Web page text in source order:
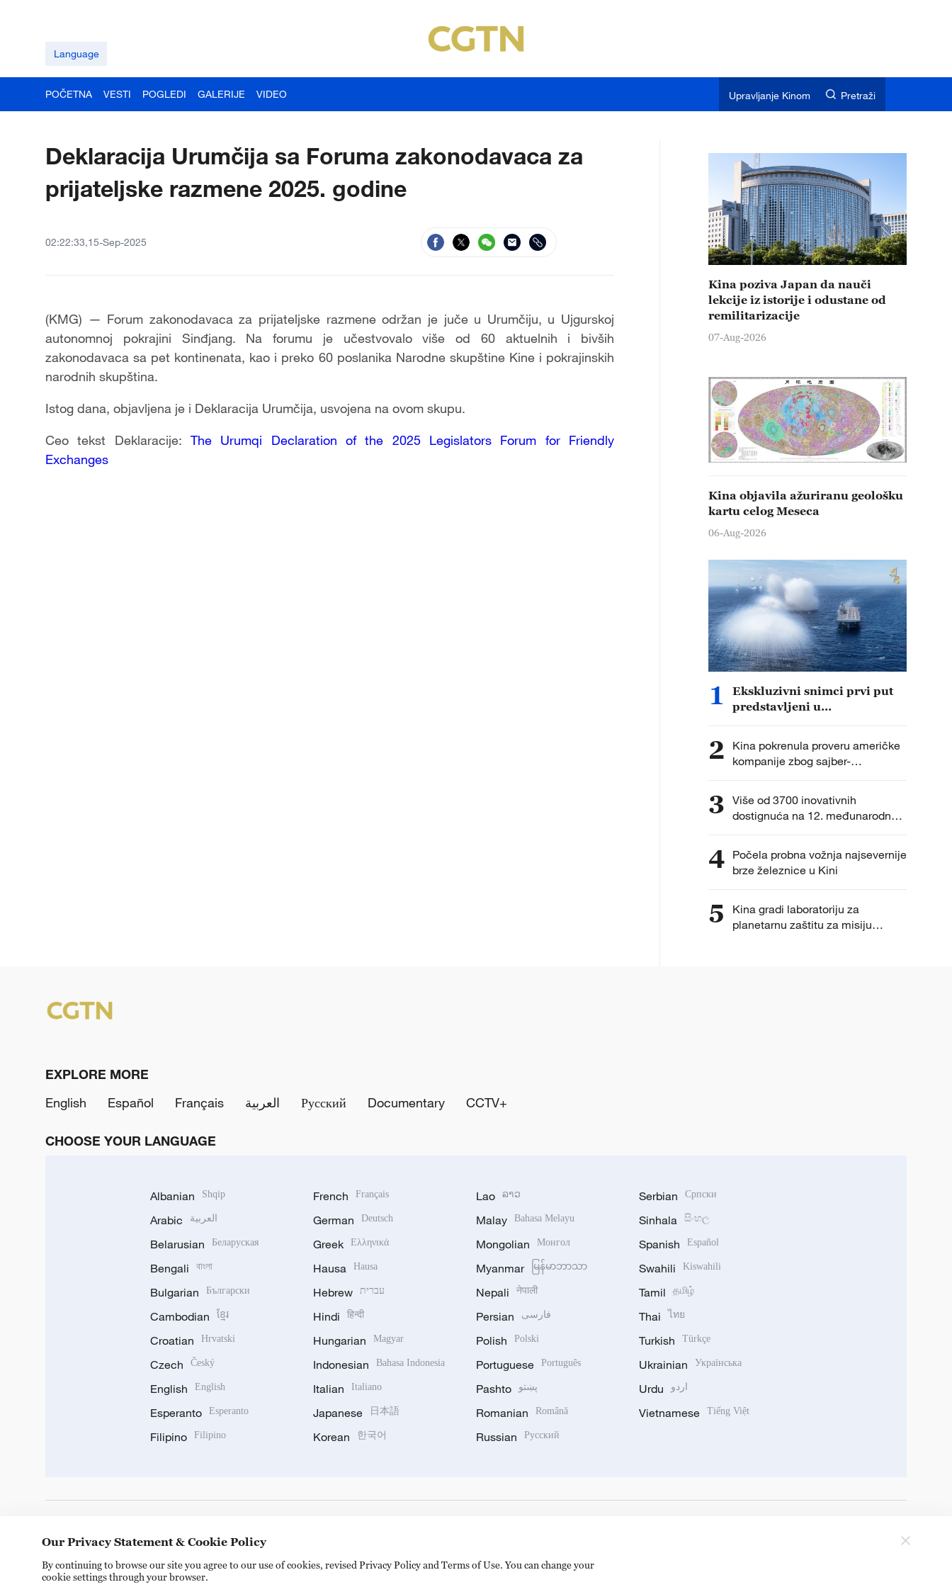
Language
POČETNA VESTI POGLEDI GALERIJE VIDEO Upravljanje Kinom Pretraži
Deklaracija Urumčija sa Foruma zakonodavaca za
prijateljske razmene 2025. godine
02:22:33,15-Sep-2025
(KMG) — Forum zakonodavaca za prijateljske razmene održan je juče u Urumčiju, u Ujgurskoj
autonomnoj pokrajini Sinđjang. Na forumu je učestvovalo više od 60 aktuelnih i bivših
zakonodavaca sa pet kontinenata, kao i preko 60 poslanika Narodne skupštine Kine i pokrajinskih
narodnih skupština.
Istog dana, objavljena je i Deklaracija Urumčija, usvojena na ovom skupu.
Ceo tekst Deklaracije: The Urumqi Declaration of the 2025 Legislators Forum for Friendly
Exchanges
Kina poziva Japan da nauči
lekcije iz istorije i odustane od
remilitarizacije
07-Aug-2026
Kina objavila ažuriranu geološku
kartu celog Meseca
06-Aug-2026
1
Ekskluzivni snimci prvi put
predstavljeni u
2
Kina pokrenula proveru američke
kompanije zbog sajber-
bezbednosti
3 Više od 3700 inovativnih
dostignuća na 12. međunarodnoj
izložbi izuma
4 Počela probna vožnja najsevernije
brze železnice u Kini
5
Kina gradi laboratoriju za
planetarnu zaštitu za misiju
EXPLORE MORE
English
Español Français العربية Русский Documentary CCTV+
CHOOSE YOUR LANGUAGE
Albanian Shqip
Arabic العربية
Belarusian Беларуская
Bengali বাংলা
Bulgarian Български
Cambodian ខ្មែរ
Croatian Hrvatski
Czech Český
English English
Esperanto Esperanto
Filipino Filipino
French Français
German Deutsch
Greek Ελληνικά
Hausa Hausa
Hebrew עברית
Hindi हिन्दी
Hungarian Magyar
Indonesian Bahasa Indonesia
Italian Italiano
Japanese 日本語
Korean 한국어
Lao ລາວ
Malay Bahasa Melayu
Mongolian Монгол
Myanmar မြန်မာဘာသာ
Nepali नेपाली
Persian فارسی
Polish Polski
Portuguese Português
Pashto پښتو
Romanian Română
Russian Русский
Serbian Српски
Sinhala සිංහල
Spanish Español
Swahili Kiswahili
Tamil தமிழ்
Thai ไทย
Turkish Türkçe
Ukrainian Українська
Urdu اردو
Vietnamese Tiếng Việt
Our Privacy Statement & Cookie Policy
By continuing to browse our site you agree to our use of cookies, revised Privacy Policy and Terms of Use. You can change your
cookie settings through your browser.